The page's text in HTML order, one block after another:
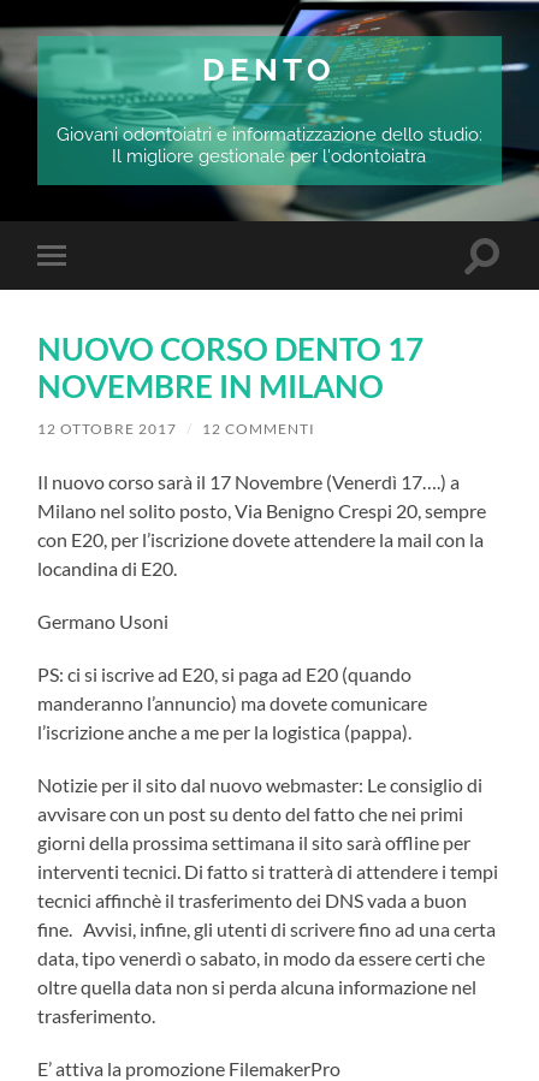
DENTO
Giovani odontoiatri e informatizzazione dello studio:
Il migliore gestionale per l'odontoiatra
Attiva/disattiva
il
dispositivi
mobili
NUOVO CORSO DENTO 17
NOVEMBRE IN MILANO
12 OTTOBRE 2017 / 12 COMMENTI
Il nuovo corso sarà il 17 Novembre (Venerdì 17….) a
Milano nel solito posto, Via Benigno Crespi 20, sempre
con E20, per l’iscrizione dovete attendere la mail con la
locandina di E20.
Germano Usoni
PS: ci si iscrive ad E20, si paga ad E20 (quando
manderanno l’annuncio) ma dovete comunicare
l’iscrizione anche a me per la logistica (pappa).
Notizie per il sito dal nuovo webmaster: Le consiglio di
avvisare con un post su dento del fatto che nei primi
giorni della prossima settimana il sito sarà offline per
interventi tecnici. Di fatto si tratterà di attendere i tempi
tecnici affinchè il trasferimento dei DNS vada a buon
fine. Avvisi, infine, gli utenti di scrivere fino ad una certa
data, tipo venerdì o sabato, in modo da essere certi che
oltre quella data non si perda alcuna informazione nel
trasferimento.
E’ attiva la promozione FilemakerPro